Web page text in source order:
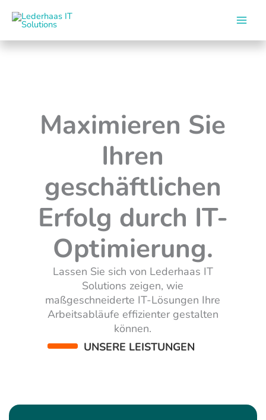
Maximieren Sie
Ihren
geschäftlichen
Erfolg durch IT-
Optimierung.
Lassen Sie sich von Lederhaas IT
Solutions zeigen, wie
maßgeschneiderte IT-Lösungen Ihre
Arbeitsabläufe effizienter gestalten
können.
UNSERE LEISTUNGEN